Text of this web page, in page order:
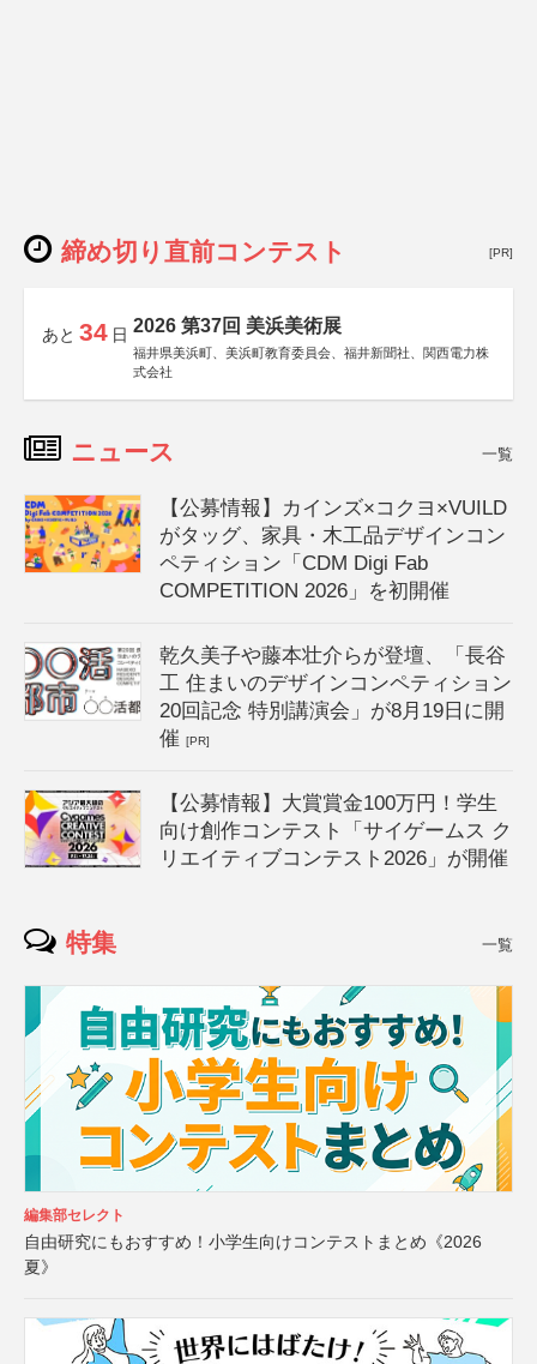
締め切り直前コンテスト [PR]
あと 34 日 2026 第37回 美浜美術展
福井県美浜町、美浜町教育委員会、福井新聞社、関西電力株
式会社
ニュース 一覧
【公募情報】カインズ×コクヨ×VUILD
がタッグ、家具・木工品デザインコン
ペティション「CDM Digi Fab
COMPETITION 2026」を初開催
乾久美子や藤本壮介らが登壇、「長谷
工 住まいのデザインコンペティション
20回記念 特別講演会」が8月19日に開
催[PR]
【公募情報】大賞賞金100万円！学生
向け創作コンテスト「サイゲームス ク
リエイティブコンテスト2026」が開催
特集 一覧
編集部セレクト
自由研究にもおすすめ！小学生向けコンテストまとめ《2026
夏》